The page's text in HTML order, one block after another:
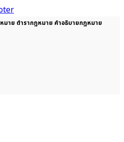
าย ตำรากฎหมาย คำอธิบายกฎหมาย